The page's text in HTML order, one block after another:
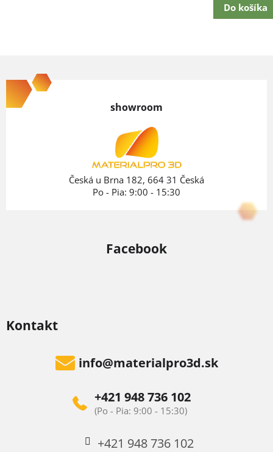
Do košíka
á
p
Kontakt
info@materialpro3d.sk
+421 948 736 102
+421 948 736 102
showroom
Česká u Brna 182, 664 31 Česká
Po - Pia: 9:00 - 15:30
Facebook